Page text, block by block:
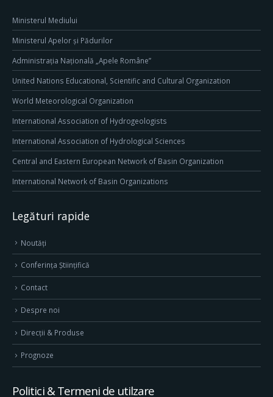
Ministerul Mediului
Ministerul Apelor și Pădurilor
Administrația Națională „Apele Române”
United Nations Educational, Scientific and Cultural Organization
World Meteorological Organization
International Association of Hydrogeologists
International Association of Hydrological Sciences
Central and Eastern European Network of Basin Organization
International Network of Basin Organizations
Legături rapide
Noutăți
Conferința Științifică
Contact
Despre noi
Direcţii & Produse
Prognoze
Politici & Termeni de utilzare